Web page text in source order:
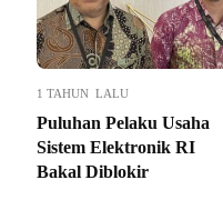
1 TAHUN LALU
Puluhan Pelaku Usaha
Sistem Elektronik RI
Bakal Diblokir